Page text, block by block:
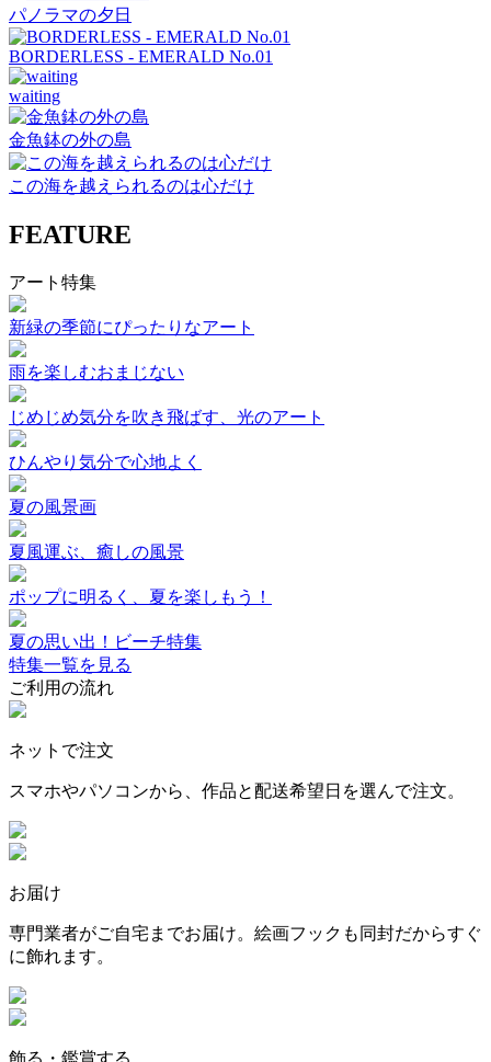
パノラマの夕日
BORDERLESS - EMERALD No.01
waiting
金魚鉢の外の島
この海を越えられるのは心だけ
FEATURE
アート特集
新緑の季節にぴったりなアート
雨を楽しむおまじない
じめじめ気分を吹き飛ばす、光のアート
ひんやり気分で心地よく
夏の風景画
夏風運ぶ、癒しの風景
ポップに明るく、夏を楽しもう！
夏の思い出！ビーチ特集
特集一覧を見る
ご利用の流れ
ネットで注文
スマホやパソコンから、作品と配送希望日を選んで注文。
お届け
専門業者がご自宅までお届け。絵画フックも同封だからすぐ
に飾れます。